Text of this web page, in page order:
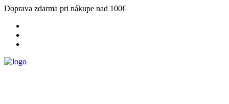
Doprava zdarma pri nákupe nad 100€